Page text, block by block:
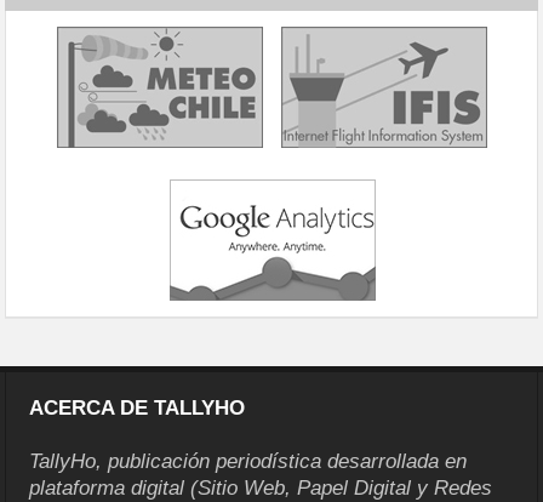
ACERCA DE TALLYHO
TallyHo, publicación periodística desarrollada en
plataforma digital (Sitio Web, Papel Digital y Redes